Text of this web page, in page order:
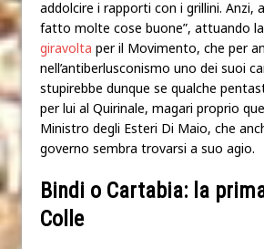
addolcire i rapporti con i grillini. Anzi,
fatto molte cose buone”, attuando
giravolta per il Movimento, che per
nell’antiberlusconismo uno dei suoi
stupirebbe dunque se qualche
per lui al Quirinale, magari proprio
Ministro degli Esteri Di Maio, che
governo sembra trovarsi a suo agio.
Bindi o Cartabia: la
Colle